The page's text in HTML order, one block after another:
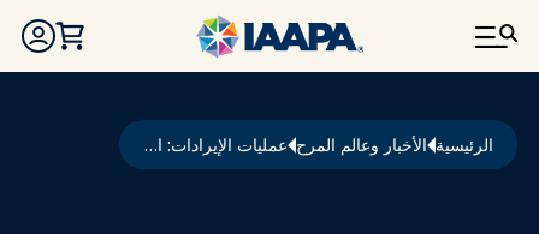
تجاوز إلى المحتوى الرئيسي
مسار التنقل
الرئيسية الأخبار وعالم المرح عمليات الإيرادات: الجمع بين الألعاب والطعام